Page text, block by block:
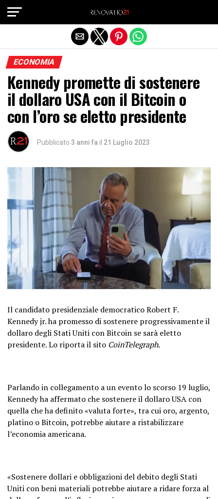
ECONOMIA
Kennedy promette di sostenere
il dollaro USA con il Bitcoin o
con l’oro se eletto presidente
Pubblicato 3 anni fa il 21 Luglio 2023
Il candidato presidenziale democratico Robert F.
Kennedy jr. ha promesso di sostenere progressivamente il
dollaro degli Stati Uniti con Bitcoin se sarà eletto
presidente. Lo riporta il sito CoinTelegraph.
Parlando in collegamento a un evento lo scorso 19 luglio,
Kennedy ha affermato che sostenere il dollaro USA con
quella che ha definito «valuta forte», tra cui oro, argento,
platino o Bitcoin, potrebbe aiutare a ristabilizzare
l’economia americana.
«Sostenere dollari e obbligazioni del debito degli Stati
Uniti con beni materiali potrebbe aiutare a ridare forza al
Exit mobile version